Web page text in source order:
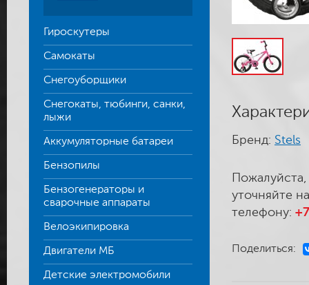
Гироскутеры
Самокаты
Снегоуборщики
Снегокаты, тюбинги, санки,
лыжи
Аккумуляторные батареи
Бензопилы
Бензогенераторы и
сварочные аппараты
Велоэкипировка
Двигатели МБ
Детские электромобили
Бренд: Stels
уточняйте
телефону:
Поделиться: